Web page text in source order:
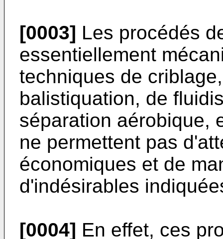
[0003] Les procédés
essentielle­ment
techniques de
balistiquation, de
séparation aérobique,
ne permettent pas
économiques et de
d'indésirables
[0004] En effet, ces